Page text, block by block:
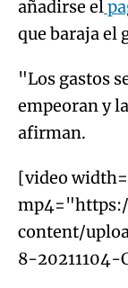
añadirse el
que baraja el
"Los gastos
empeoran y
afirman.
[video
content/
8-